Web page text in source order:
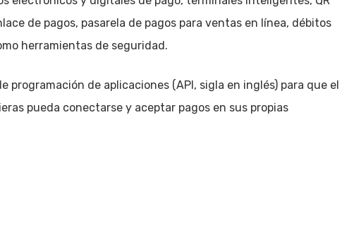
de pagos, pasarela de pagos para ventas en línea, débitos
herramientas de seguridad.
de aplicaciones (API, sigla en inglés) para que el
pueda conectarse y aceptar pagos en sus propias